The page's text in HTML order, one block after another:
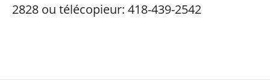
2828 ou télécopieur: 418-439-2542